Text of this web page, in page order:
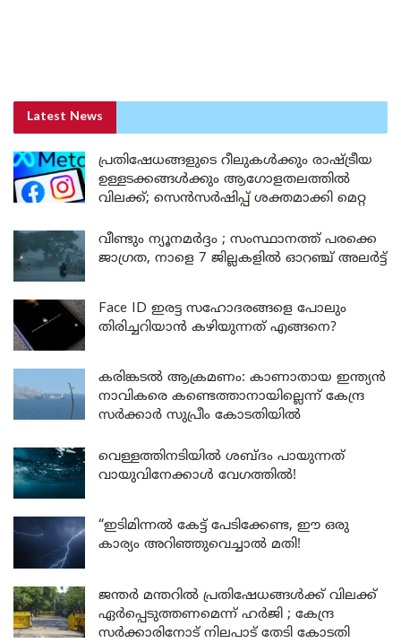
Latest News
പ്രതിഷേധങ്ങളുടെ റീലുകൾക്കും രാഷ്ട്രീയ
ഉള്ളടക്കങ്ങൾക്കും ആഗോളതലത്തിൽ
വിലക്ക്; സെൻസർഷിപ്പ് ശക്തമാക്കി മെറ്റ
വീണ്ടും ന്യൂനമർദ്ദം ; സംസ്ഥാനത്ത് പരക്കെ
ജാഗ്രത, നാളെ 7 ജില്ലകളിൽ ഓറഞ്ച് അലർട്ട്
Face ID ഇരട്ട സഹോദരങ്ങളെ പോലും
തിരിച്ചറിയാൻ കഴിയുന്നത് എങ്ങനെ?
കരിങ്കടൽ ആക്രമണം: കാണാതായ ഇന്ത്യൻ
നാവികരെ കണ്ടെത്താനായില്ലെന്ന് കേന്ദ്ര
സർക്കാർ സുപ്രീം കോടതിയിൽ
വെള്ളത്തിനടിയിൽ ശബ്ദം പായുന്നത്
വായുവിനേക്കാൾ വേഗത്തിൽ!
“ഇടിമിന്നൽ കേട്ട് പേടിക്കേണ്ട, ഈ ഒരു
കാര്യം അറിഞ്ഞുവെച്ചാൽ മതി!
ജന്തർ മന്തറിൽ പ്രതിഷേധങ്ങൾക്ക് വിലക്ക്
ഏർപ്പെടുത്തണമെന്ന് ഹർജി ; കേന്ദ്ര
സർക്കാരിനോട് നിലപാട് തേടി കോടതി